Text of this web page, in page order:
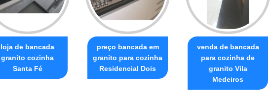
loja de bancada
granito cozinha
Santa Fé
preço bancada em
granito para cozinha
Residencial Dois
venda de bancada
para cozinha de
granito Vila
Medeiros